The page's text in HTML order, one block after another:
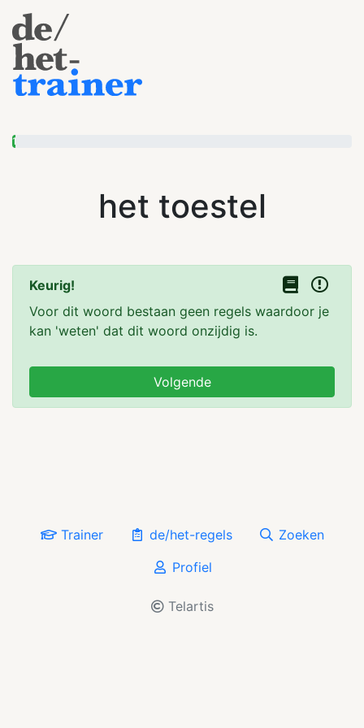
1
het toestel
Keurig!
Voor dit woord bestaan geen regels waardoor je
kan 'weten' dat dit woord onzijdig is.
Volgende
Trainer de/het-regels
Zoeken
Profiel
Telartis